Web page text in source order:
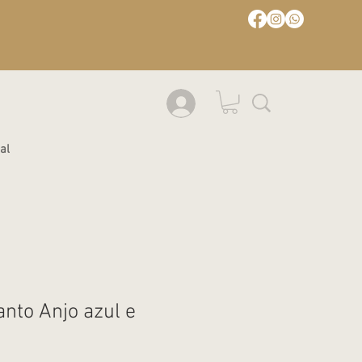
Anjo azul e